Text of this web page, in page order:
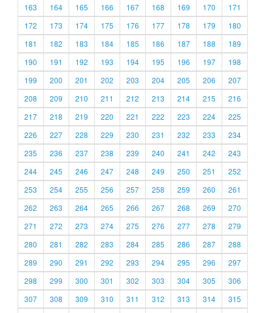
163
164 165 166 167 168 169 170
171
172
173 174 175 176 177 178 179
180
181
182 183 184 185 186 187 188
189
190
191 192 193 194 195 196 197
198
199
200 201 202 203 204 205 206
207
208
209 210 211 212 213 214 215
216
217
218 219 220 221 222 223 224
225
226
227 228 229 230 231 232 233
234
235
236 237 238 239 240 241 242
243
244
245 246 247 248 249 250 251
252
253
254 255 256 257 258 259 260
261
262
263 264 265 266 267 268 269
270
271
272 273 274 275 276 277 278
279
280
281 282 283 284 285 286 287
288
289
290 291 292 293 294 295 296
297
298
299 300 301 302 303 304 305
306
307
308 309 310 311 312 313 314
315